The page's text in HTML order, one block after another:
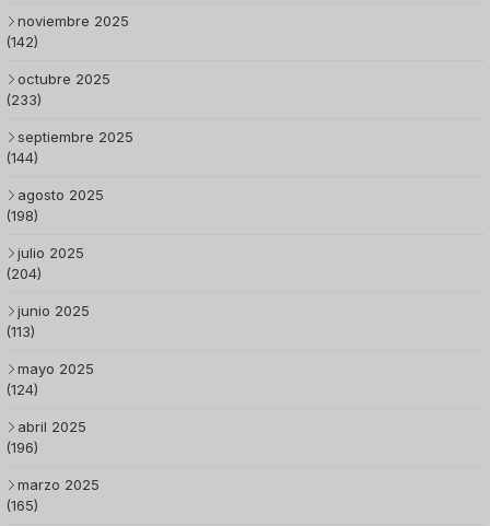
noviembre 2025
(142)
octubre 2025
(233)
septiembre 2025
(144)
agosto 2025
(198)
julio 2025
(204)
junio 2025
(113)
mayo 2025
(124)
abril 2025
(196)
marzo 2025
(165)